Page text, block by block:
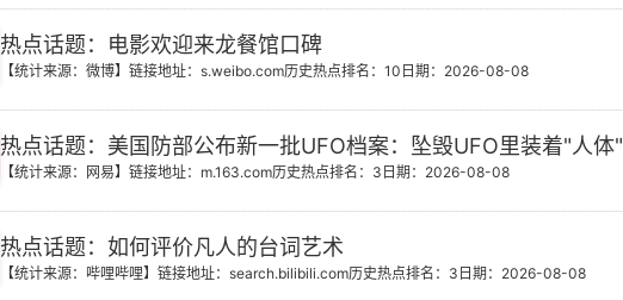
热点话题：电影欢迎来龙餐馆口碑
【统计来源：微博】链接地址：s.weibo.com历史热点排名：10 日期：2026-08-08
热点话题：美国防部公布新一批UFO档案：坠毁UFO里装着"人体"
【统计来源：网易】链接地址：m.163.com历史热点排名：3 日期：2026-08-08
热点话题：如何评价凡人的台词艺术
【统计来源：哔哩哔哩】链接地址：search.bilibili.com历史热点排名：3 日期：2026-08-08